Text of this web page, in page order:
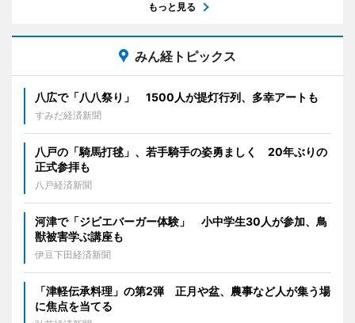
もっと見る
みん経トピックス
八広で「八八祭り」 1500人が提灯行列、多幸アートも
すみだ経済新聞
八戸の「騎馬打毬」、若手騎手の姿勇ましく 20年ぶりの
正式参拝も
八戸経済新聞
河津で「ジビエバーガー体験」 小中学生30人が参加、鳥
獣被害学ぶ講座も
伊豆下田経済新聞
「津軽伝承料理」の第2弾 正月や盆、農事など人が集う場
に焦点を当てる